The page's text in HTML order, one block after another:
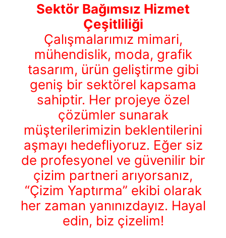
Sektör Bağımsız Hizmet
Çeşitliliği
Çalışmalarımız mimari,
mühendislik, moda, grafik
tasarım, ürün geliştirme gibi
geniş bir sektörel kapsama
sahiptir. Her projeye özel
çözümler sunarak
müşterilerimizin beklentilerini
aşmayı hedefliyoruz. Eğer siz
de profesyonel ve güvenilir bir
çizim partneri arıyorsanız,
“Çizim Yaptırma” ekibi olarak
her zaman yanınızdayız. Hayal
edin, biz çizelim!